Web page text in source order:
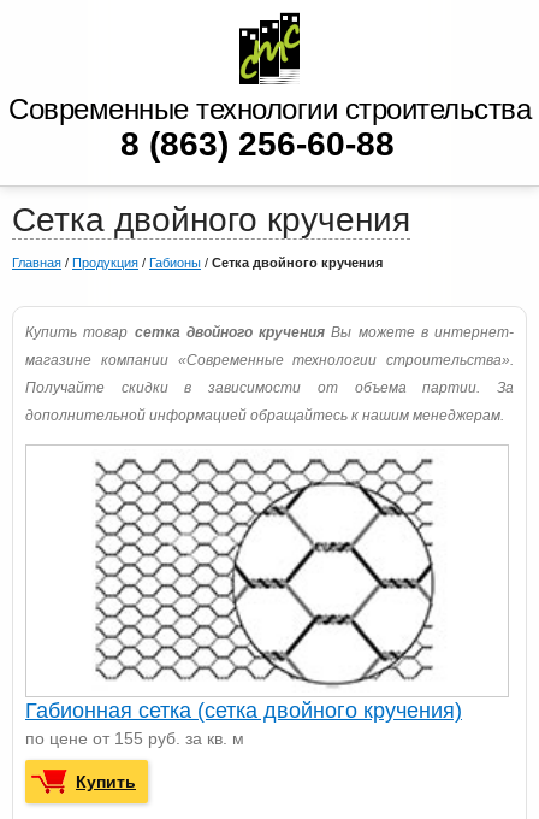
Современные технологии строительства
8 (863) 256-60-88
Сетка двойного кручения
Главная / Продукция / Габионы / Сетка двойного кручения
Купить товар сетка двойного кручения Вы можете в интернет-
магазине компании «Современные технологии строительства».
Получайте скидки в зависимости от объема партии. За
дополнительной информацией обращайтесь к нашим менеджерам.
Габионная сетка (сетка двойного кручения)
по цене от 155 руб. за кв. м
Купить